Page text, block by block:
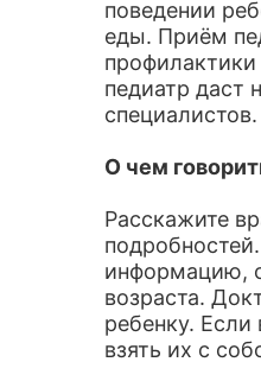
поведении
еды. Приём
педиатр даст
специалистов.
О чем
Расскажите
информацию,
возраста.
ребенку. Если
взять их с